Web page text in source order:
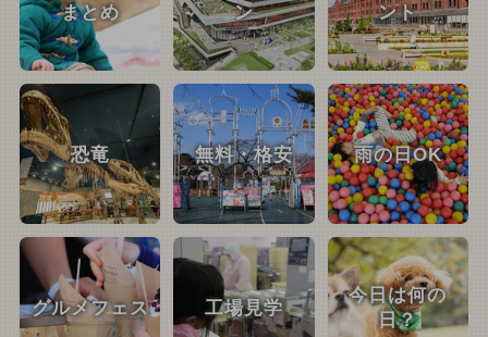
まとめ
ン
ント
恐竜 無料・格安 雨の日OK
グルメフェス 工場見学
今日は何の
日？